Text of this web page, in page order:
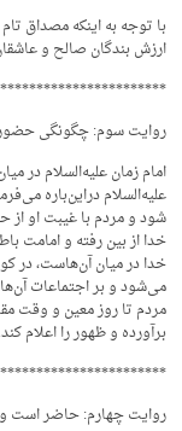
با توجه به اینکه
ارزش بندگان صالح و
روایت سوم: چگونگی حضور
امام زمان علیه‌السلام در
علیه‌السلام دراین‌باره
شود و مردم با غیبت او
خدا از بین رفته و امامت
خدا در میان آن‌هاست، در
می‌شود و بر اجتماعات
مردم تا روز معین و وقت
برآورده و ظهور را اعلام کند.
روایت چهارم: حاضر است